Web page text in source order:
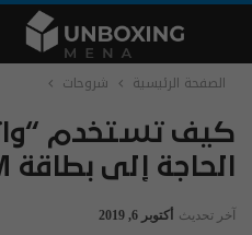
الصفحة الرئيسية شروحات
كيف تستخدم
الحاجة إلى بطاقة SIM
آخر تحديث أكتوبر 6, 2019